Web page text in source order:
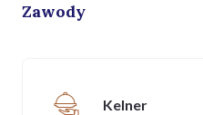
Zawody
Kelner